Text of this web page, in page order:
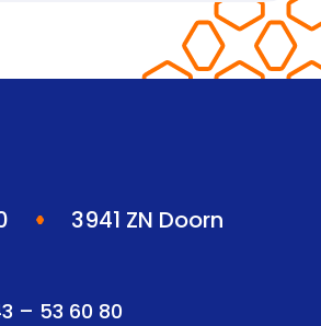
3941 ZN Doorn
– 53 60 80